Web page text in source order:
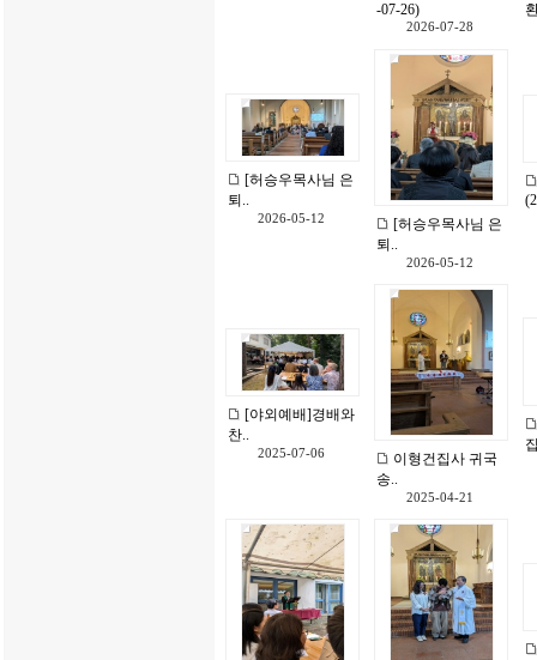
-07-26)
2026-07-28
[허승우목사님 은
퇴..
2026-05-12
[허승우목사님 은
퇴..
2026-05-12
[야외예배]경배와
찬..
2025-07-06
이형건집사 귀국
송..
2025-04-21